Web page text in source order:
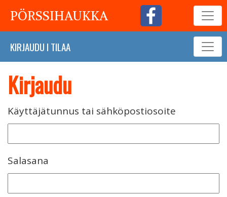
PÖRSSIHAUKKA
KIRJAUDU I TILAA
Kirjaudu
Käyttäjätunnus tai sähköpostiosoite
Salasana